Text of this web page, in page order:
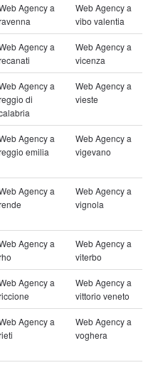
Agency a
Web Agency a
vibo valentia
Agency a
Web Agency a
vicenza
Agency a
di
Web Agency a
vieste
Agency a
emilia
Web Agency a
vigevano
Agency a
Web Agency a
vignola
Agency a
Web Agency a
viterbo
Agency a
Web Agency a
vittorio veneto
Agency a
Web Agency a
voghera